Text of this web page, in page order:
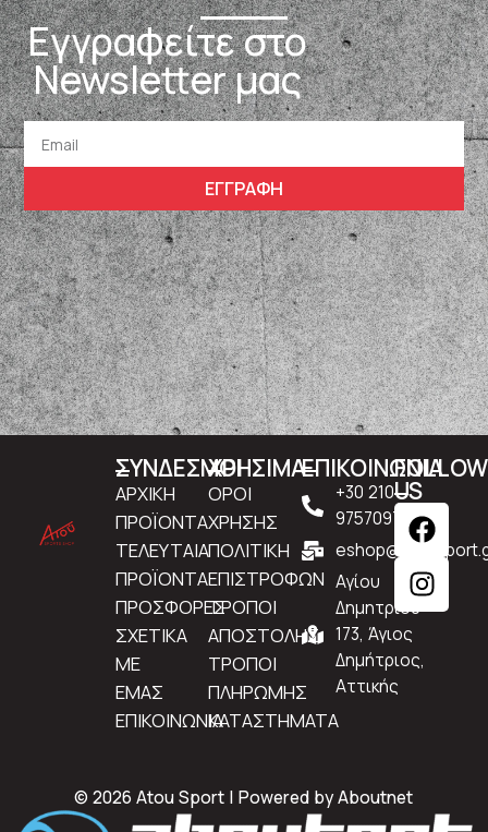
Εγγραφείτε στο
Newsletter μας
ΕΓΓΡΑΦΗ
ΣΥΝΔΕΣΜΟΙ
ΑΡΧΙΚΗ
ΠΡΟΪΟΝΤΑ
ΤΕΛΕΥΤΑΙΑ
ΠΡΟΪΟΝΤΑ
ΠΡΟΣΦΟΡΕΣ
ΣΧΕΤΙΚΑ
ΜΕ
ΕΜΑΣ
ΕΠΙΚΟΙΝΩΝΙΑ
ΧΡΗΣΙΜΑ
ΟΡΟΙ
ΧΡΗΣΗΣ
ΠΟΛΙΤΙΚΗ
ΕΠΙΣΤΡΟΦΩΝ
ΤΡΟΠΟΙ
ΑΠΟΣΤΟΛΗΣ
ΤΡΟΠΟΙ
ΠΛΗΡΩΜΗΣ
ΚΑΤΑΣΤΗΜΑΤΑ
ΕΠΙΚΟΙΝΩΝΙΑ
+30 210
9757097
Αγίου
Δημητρίου
173, Άγιος
Δημήτριος,
Αττικής
FOLLOW
US
© 2026 Atou Sport | Powered byAboutnet